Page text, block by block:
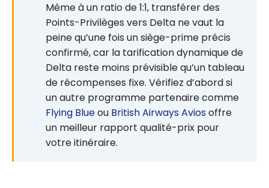
Même à un ratio de 1:1, transférer des
Points-Privilèges vers Delta ne vaut la
peine qu’une fois un siège-prime précis
confirmé, car la tarification dynamique de
Delta reste moins prévisible qu’un tableau
de récompenses fixe. Vérifiez d’abord si
un autre programme partenaire comme
Flying Blueou British Airways Avios offre
un meilleur rapport qualité-prix pour
votre itinéraire.